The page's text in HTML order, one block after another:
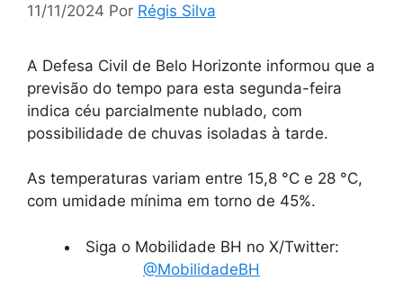
11/11/2024 Por Régis Silva
A Defesa Civil de Belo Horizonte informou que a
previsão do tempo para esta segunda-feira
indica céu parcialmente nublado, com
possibilidade de chuvas isoladas à tarde.
As temperaturas variam entre 15,8 °C e 28 °C,
com umidade mínima em torno de 45%.
Siga o Mobilidade BH no X/Twitter:
@MobilidadeBH